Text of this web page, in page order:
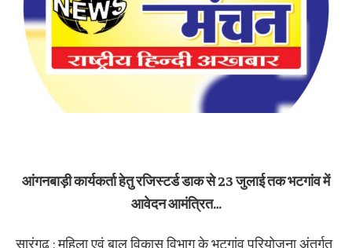
आंगनबाड़ी कार्यकर्ता हेतु रजिस्टर्ड डाक से 23 जुलाई तक भटगांव में
आवेदन आमंत्रित…
सारंगढ़ : महिला एवं बाल विकास विभाग के भटगांव परियोजना अंतर्गत